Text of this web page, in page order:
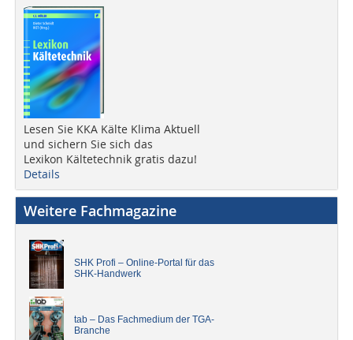
Lesen Sie KKA Kälte Klima Aktuell
und sichern Sie sich das
Lexikon Kältetechnik gratis dazu!
Details
Weitere Fachmagazine
SHK Profi – Online-Portal für das
SHK-Handwerk
tab – Das Fachmedium der TGA-
Branche